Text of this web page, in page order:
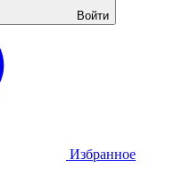
Войти
Избранное